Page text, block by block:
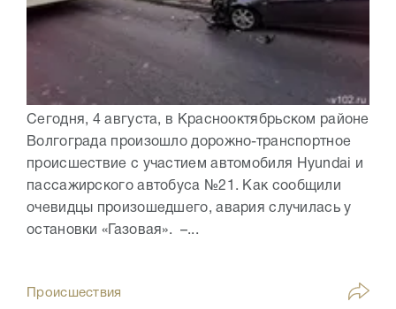
Сегодня, 4 августа, в Краснооктябрьском районе
Волгограда произошло дорожно-транспортное
происшествие с участием автомобиля Hyundai и
пассажирского автобуса №21. Как сообщили
очевидцы произошедшего, авария случилась у
остановки «Газовая». –...
Происшествия